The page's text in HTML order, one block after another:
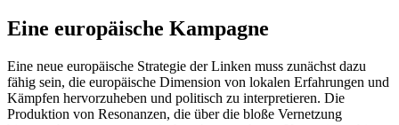
Eine europäische Kampagne
Eine neue europäische Strategie der Linken muss zunächst dazu
fähig sein, die europäische Dimension von lokalen Erfahrungen und
Kämpfen hervorzuheben und politisch zu interpretieren. Die
Produktion von Resonanzen, die über die bloße Vernetzung